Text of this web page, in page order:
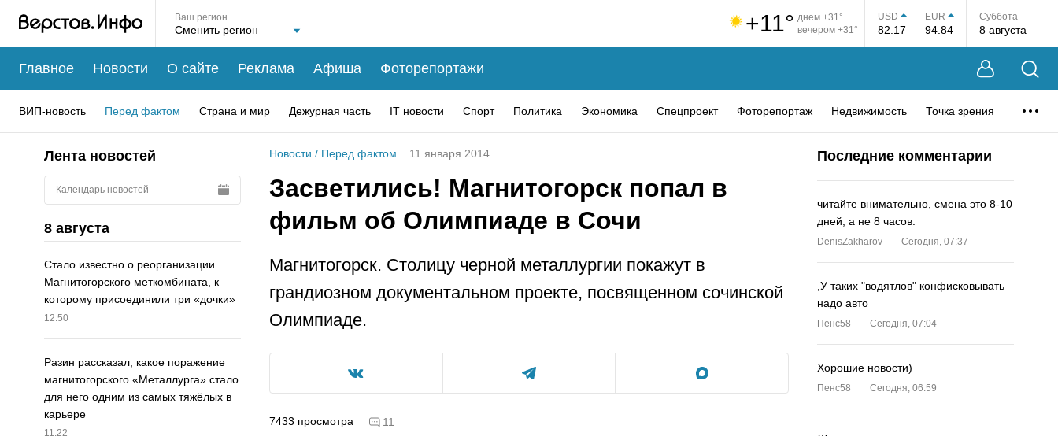
Ваш регион +11° днем +31°
вечером +31°
USD
82.17
EUR
94.84
Суббота
8 августа
Главное Новости О сайте Реклама Афиша Фоторепортажи
ВИП-новость Перед фактом Страна и мир Дежурная часть IT новости Спорт Политика Экономика Спецпроект Фоторепортаж Недвижимость Точка зрения
Лента новостей
Календарь новостей
8 августа
Стало известно о реорганизации
Магнитогорского меткомбината, к
которому присоединили три «дочки»
12:50
Разин рассказал, какое поражение
магнитогорского «Металлурга» стало
для него одним из самых тяжёлых в
карьере
11:22
Новости / Перед фактом 11 января 2014
Засветились! Магнитогорск попал в
фильм об Олимпиаде в Сочи
Магнитогорск. Столицу черной металлургии покажут в
грандиозном документальном проекте, посвященном сочинской
Олимпиаде.
7433 просмотра 11
Последние комментарии
читайте внимательно, смена это 8-10
дней, а не 8 часов.
DenisZakharov Сегодня, 07:37
,У таких "водятлов" конфисковывать
надо авто
Пенс58 Сегодня, 07:04
Хорошие новости)
Пенс58 Сегодня, 06:59